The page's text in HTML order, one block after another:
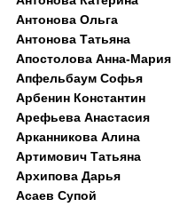
Антонова Ольга
Антонова Татьяна
Апостолова Анна-Мария
Апфельбаум Софья
Арбенин Константин
Арефьева Анастасия
Арканникова Алина
Артимович Татьяна
Архипова Дарья
Асаев Супой